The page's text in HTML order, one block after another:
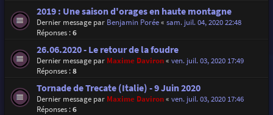
2019 : Une saison d'orages en haute montagne
Dernier message par Benjamin Porée« sam. juil. 04, 2020 22:48
Réponses :6
26.06.2020 - Le retour de la foudre
Dernier message par Maxime Daviron« ven. juil. 03, 2020 17:49
Réponses :8
Tornade de Trecate (Italie) - 9 Juin 2020
Dernier message par Maxime Daviron« ven. juil. 03, 2020 17:46
Réponses :6